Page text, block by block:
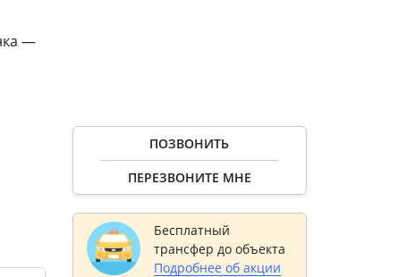
—
ПОЗВОНИТЬ
ПЕРЕЗВОНИТЕ МНЕ
Бесплатный
трансфер до объекта
Подробнее об акции